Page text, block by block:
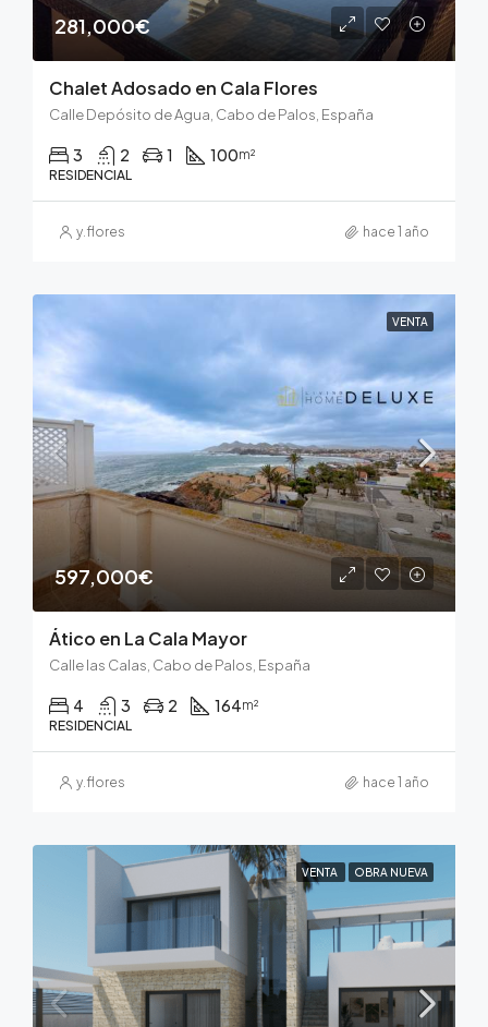
281,000€
Chalet Adosado en Cala Flores
Calle Depósito de Agua, Cabo de Palos, España
3 2 1 100m²
RESIDENCIAL
y.flores hace 1 año
VENTA
597,000€
Ático en La Cala Mayor
Calle las Calas, Cabo de Palos, España
4 3 2 164m²
RESIDENCIAL
y.flores hace 1 año
VENTA OBRA NUEVA